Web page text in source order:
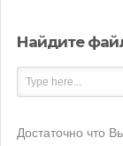
Найдите
Достаточно что